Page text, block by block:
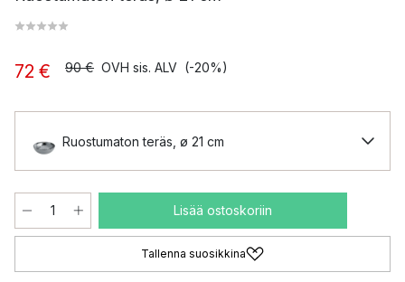
72 € 90 € OVH sis. ALV (-20%)
Ruostumaton teräs, ø 21 cm
Lisää ostoskoriin
Tallenna suosikkina